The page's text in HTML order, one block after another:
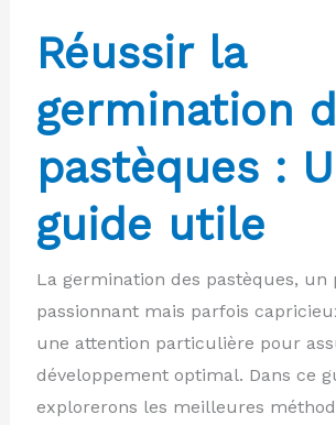
Réussir la
germination
pastèques :
guide utile
La germination des pastèques, un
passionnant mais parfois
une attention particulière pour
développement optimal. Dans ce
explorerons les meilleures